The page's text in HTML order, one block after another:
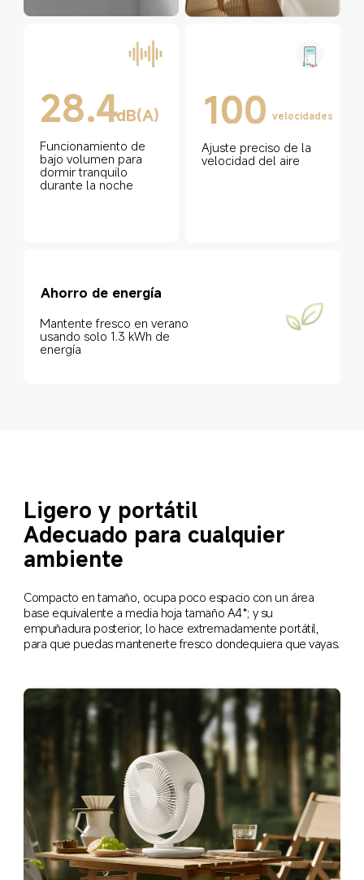
28.4dB(A)
Funcionamiento de
bajo volumen para
dormir tranquilo
durante la noche
100 velocidades
Ajuste preciso de la
velocidad del aire
Ahorro de energía
Mantente fresco en verano
usando solo 1.3 kWh de
energía
Ligero y portátil
Adecuado para cualquier
ambiente
Compacto en tamaño, ocupa poco espacio con un área
base equivalente a media hoja tamaño A4*; y su
empuñadura posterior, lo hace extremadamente portátil,
para que puedas mantenerte fresco dondequiera que vayas.